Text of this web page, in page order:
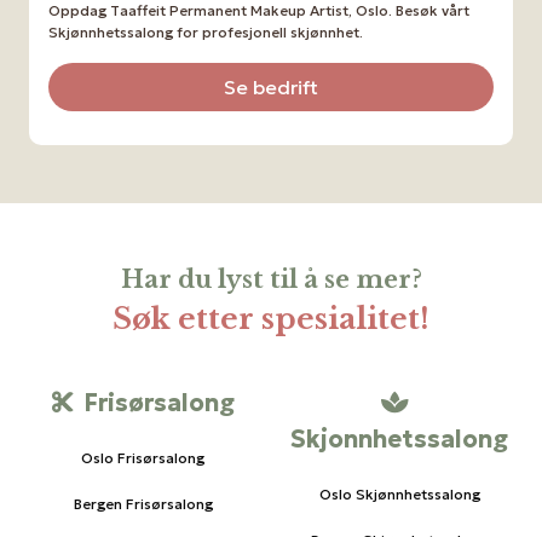
Oppdag Taaffeit Permanent Makeup Artist, Oslo. Besøk vårt
Skjønnhetssalong for profesjonell skjønnhet.
Se bedrift
Har du lyst til å se mer?
Søk etter spesialitet!
Frisørsalong
Oslo Frisørsalong
Bergen Frisørsalong
Skjonnhetssalong
Oslo Skjønnhetssalong